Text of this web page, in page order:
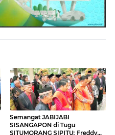
Semangat JABIJABI
SISANGAPON di Tugu
SITUMORANG SIPITU: Freddy